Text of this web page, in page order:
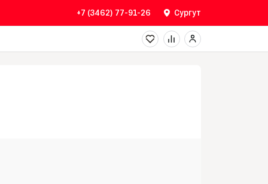
+7 (3462) 77-91-26 Сургут